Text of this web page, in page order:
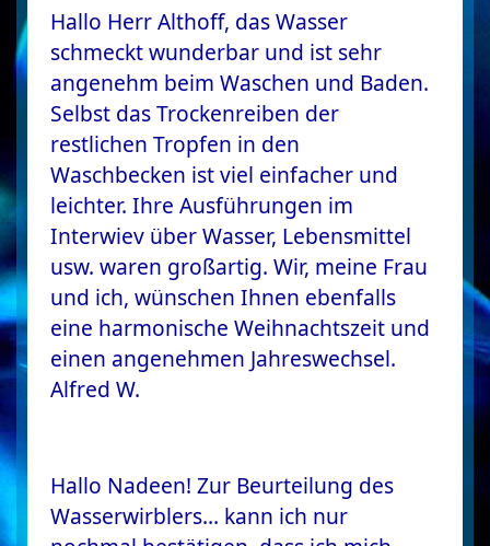
Hallo Herr Althoff, das Wasser
schmeckt wunderbar und ist sehr
angenehm beim Waschen und Baden.
Selbst das Trockenreiben der
restlichen Tropfen in den
Waschbecken ist viel einfacher und
leichter. Ihre Ausführungen im
Interwiev über Wasser, Lebensmittel
usw. waren großartig. Wir, meine Frau
und ich, wünschen Ihnen ebenfalls
eine harmonische Weihnachtszeit und
einen angenehmen Jahreswechsel.
Alfred W.
Hallo Nadeen! Zur Beurteilung des
Wasserwirblers… kann ich nur